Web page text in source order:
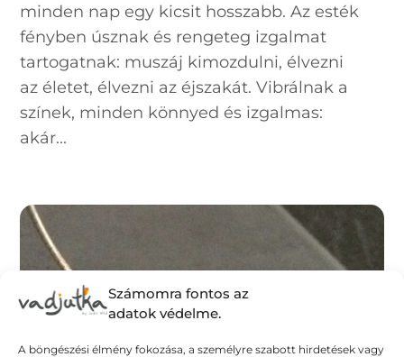
Számomra fontos az
adatok védelme.
A böngészési élmény fokozása, a személyre szabott hirdetések vagy
minden nap egy kicsit hosszabb. Az esték
fényben úsznak és rengeteg izgalmat
tartogatnak: muszáj kimozdulni, élvezni
az életet, élvezni az éjszakát. Vibrálnak a
színek, minden könnyed és izgalmas:
akár...